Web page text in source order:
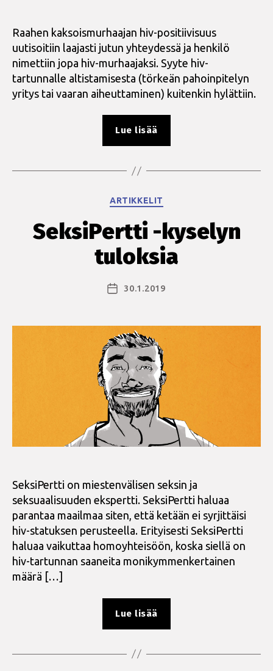
Raahen kaksoismurhaajan hiv-positiivisuus
uutisoitiin laajasti jutun yhteydessä ja henkilö
nimettiin jopa hiv-murhaajaksi. Syyte hiv-
tartunnalle altistamisesta (törkeän pahoinpitelyn
yritys tai vaaran aiheuttaminen) kuitenkin hylättiin.
Lue lisää
hylkäämiseen”
Kategoriat
ARTIKKELIT
SeksiPertti -kyselyn
tuloksia
Julkaisupäivämäärä
30.1.2019
SeksiPertti on miestenvälisen seksin ja
seksuaalisuuden ekspertti. SeksiPertti haluaa
parantaa maailmaa siten, että ketään ei syrjittäisi
hiv-statuksen perusteella. Erityisesti SeksiPertti
haluaa vaikuttaa homoyhteisöön, koska siellä on
hiv-tartunnan saaneita monikymmenkertainen
määrä […]
Lue lisää
tuloksia”